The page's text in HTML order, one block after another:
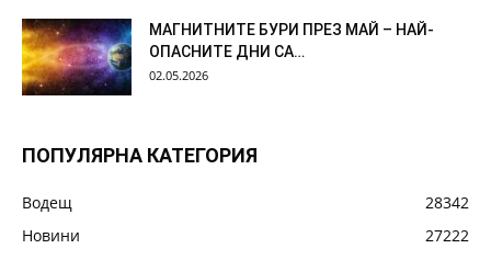
МАГНИТНИТЕ БУРИ ПРЕЗ МАЙ – НАЙ-
ОПАСНИТЕ ДНИ СА…
02.05.2026
ПОПУЛЯРНА КАТЕГОРИЯ
Водещ
28342
Новини
27222